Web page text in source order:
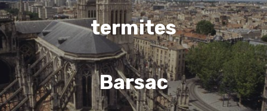
termites
Barsac